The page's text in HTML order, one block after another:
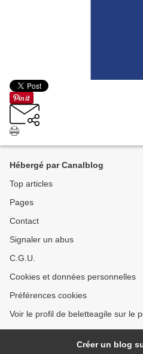
Hébergé par Canalblog
Top articles
Pages
Contact
Signaler un abus
C.G.U.
Cookies et données personnelles
Préférences cookies
Voir le profil de beletteagile sur le
Créer un blog